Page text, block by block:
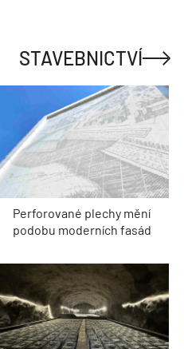
STAVEBNICTVÍ
Perforované plechy mění
podobu moderních fasád